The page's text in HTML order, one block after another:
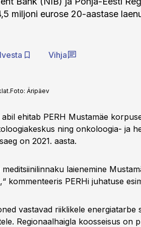
miljoni eurose 20-aastase
Vihja
Foto: Äripäev
abil ehitab PERH Mustamäe
ning onkoloogia- ja
on 2021. aasta.
meditsiinilinnaku laienemine
kommenteeris PERHi juhatuse
vastavad riiklikele energiatarbe
Regionaalhaigla koosseisus on